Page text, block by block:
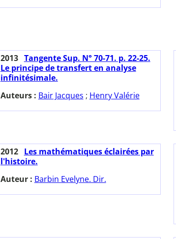
2013 Tangente Sup. N° 70-71. p. 22-25.
Le principe de transfert en analyse
infinitésimale.
Auteurs : Bair Jacques ; Henry Valérie
2012
Les mathématiques éclairées par
l'histoire.
Auteur : Barbin Evelyne. Dir.